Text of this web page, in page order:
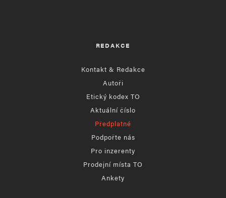
REDAKCE
Kontakt & Redakce
Autoři
Etický kodex TO
Aktuální číslo
Předplatné
Podpořte nás
Pro inzerenty
Prodejní místa TO
Ankety